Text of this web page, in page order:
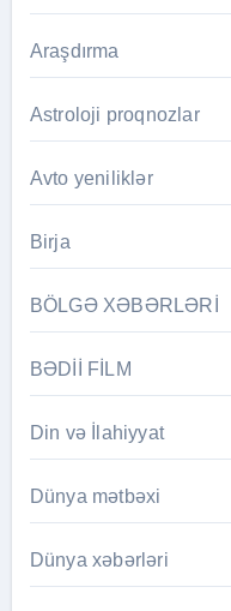
Araşdırma
Astroloji proqnozlar
Avto yeniliklər
Birja
BÖLGƏ XƏBƏRLƏRİ
BƏDİİ FİLM
Din və İlahiyyat
Dünya mətbəxi
Dünya xəbərləri